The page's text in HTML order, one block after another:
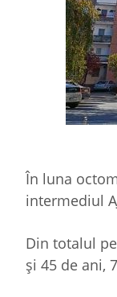
În luna
intermediul
Din totalul
și 45 de ani,